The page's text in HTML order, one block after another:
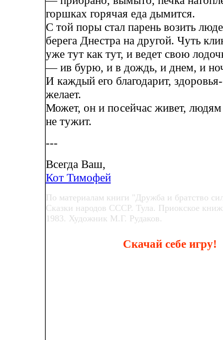
горшках горячая еда дымится.
С той поры стал парень возить
берега Днестра на другой. Чуть
уже тут как тут, и ведет свою
— ив бурю, и в дождь, и днем, и
И каждый его благодарит,
желает.
Может, он и посейчас живет,
не тужит.
---
Всегда Ваш,
Кот Тимофей
По материалам книги "Дружба и братство
Сказки народов СССР. Тула. Приокское
1983. Художник М.Г. Рудаков.
Скачай себе игру!